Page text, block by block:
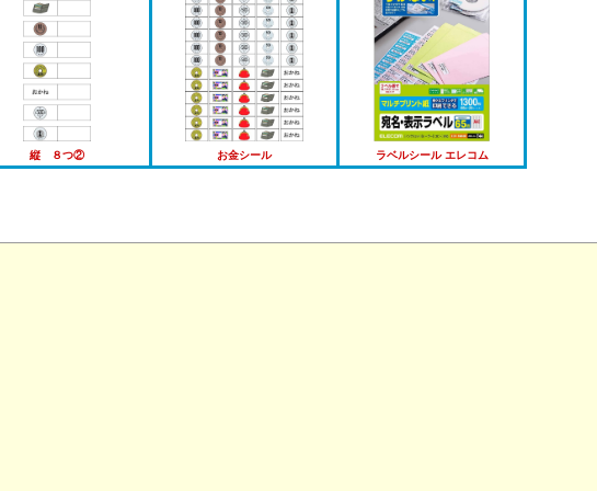
縦 ８つ② お金シール ラベルシール エレコム